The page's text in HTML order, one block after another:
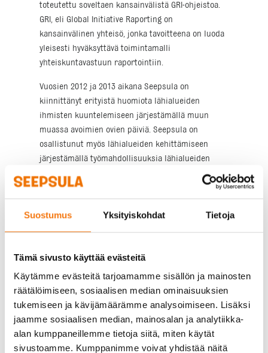
Suostumus Yksityiskohdat Tietoja
Tämä sivusto käyttää evästeitä
Käytämme evästeitä tarjoamamme sisällön ja mainosten
räätälöimiseen, sosiaalisen median ominaisuuksien
tukemiseen ja kävijämäärämme analysoimiseen. Lisäksi
jaamme sosiaalisen median, mainosalan ja analytiikka-
alan kumppaneillemme tietoja siitä, miten käytät
sivustoamme. Kumppanimme voivat yhdistää näitä
toteutettu soveltaen kansainvälistä GRI-ohjeistoa.
GRI, eli Global Initiative Raporting on
kansainvälinen yhteisö, jonka tavoitteena on luoda
yleisesti hyväksyttävä toimintamalli
yhteiskuntavastuun raportointiin.
Vuosien 2012 ja 2013 aikana Seepsula on
kiinnittänyt erityistä huomiota lähialueiden
ihmisten kuuntelemiseen järjestämällä muun
muassa avoimien ovien päiviä. Seepsula on
osallistunut myös lähialueiden kehittämiseen
järjestämällä työmahdollisuuksia lähialueiden
asukkaille.
Myös panostuksia ympäristövaikutusten
vähentämiseen on jatkettu. Muun muassa
Seepsulassa on otettu käyttöön kahden viime
-Raportin julkaisemisella haluamme muistuttaa
itseämme ja sidosryhmiämme, että
vastuullisuustyö jatkuu Seepsulassa koko ajan.
Paljon olemme tehneet, mutta jalat on pidettävä